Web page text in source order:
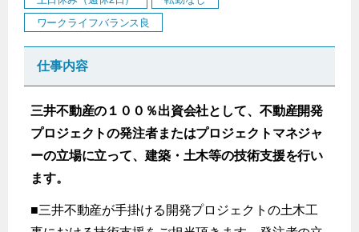
ワークライフバランス良
仕事内容
三井不動産の１００％出資会社として、不動産開発
プロジェクトの発注者またはプロジェクトマネジャ
ーの立場に立って、建築・土木等の技術支援を行い
ます。
■三井不動産が手掛ける開発プロジェクトの土木工